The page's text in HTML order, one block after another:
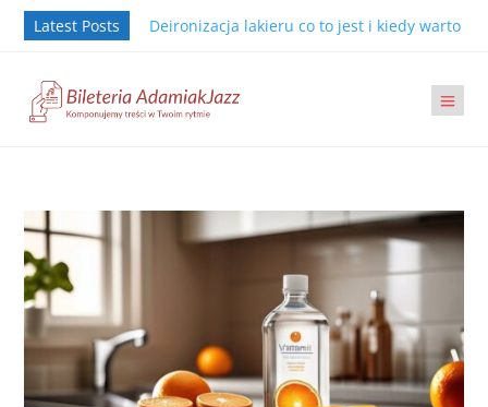
Latest Posts Deironizacja lakieru co to jest i kiedy warto ją